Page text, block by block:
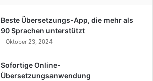
Beste Übersetzungs-App, die mehr als
90 Sprachen unterstützt
Oktober 23, 2024
Sofortige Online-
Übersetzungsanwendung